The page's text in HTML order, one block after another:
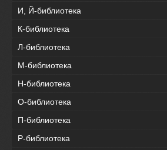
И, Й-библиотека
К-библиотека
Л-библиотека
М-библиотека
Н-библиотека
О-библиотека
П-библиотека
Р-библиотека